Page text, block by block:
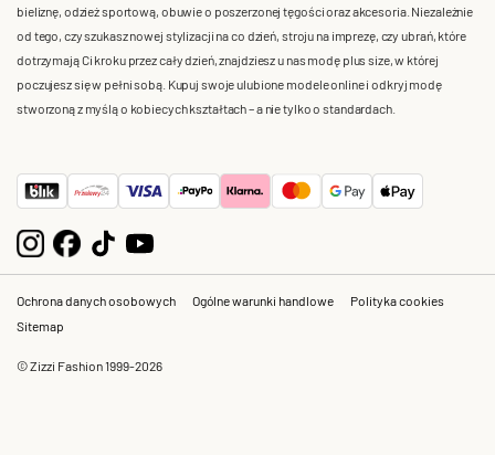
bieliznę, odzież sportową, obuwie o poszerzonej tęgości oraz akcesoria. Niezależnie
od tego, czy szukasz nowej stylizacji na co dzień, stroju na imprezę, czy ubrań, które
dotrzymają Ci kroku przez cały dzień, znajdziesz u nas modę plus size, w której
poczujesz się w pełni sobą. Kupuj swoje ulubione modele online i odkryj modę
stworzoną z myślą o kobiecych kształtach – a nie tylko o standardach.
Ochrona danych osobowych Ogólne warunki handlowe
Polityka cookies
Sitemap
© Zizzi Fashion 1999-2026